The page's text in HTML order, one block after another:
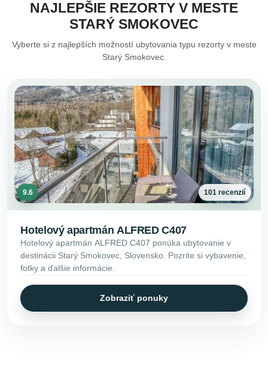
NAJLEPŠIE REZORTY V MESTE
STARÝ SMOKOVEC
Vyberte si z najlepších možností ubytovania typu rezorty v meste
Starý Smokovec.
9.6 101 recenzií
Hotelový apartmán ALFRED C407
Hotelový apartmán ALFRED C407 ponúka ubytovanie v
destinácii Starý Smokovec, Slovensko. Pozrite si vybavenie,
fotky a ďalšie informácie.
Zobraziť ponuky